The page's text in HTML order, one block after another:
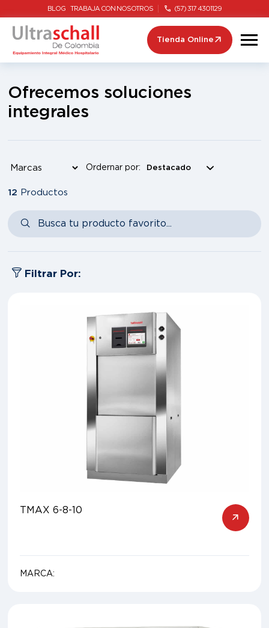
BLOG TRABAJA CON NOSOTROS (57) 317 4301129
Tienda Online
Ofrecemos soluciones
integrales
Ordernar por:
12 Productos
Filtrar Por:
TMAX 6-8-10
MARCA: